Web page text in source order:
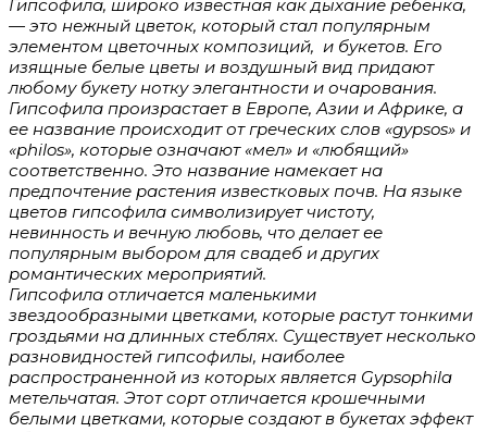
ранункулюсы (0)
ромашка(2)
сирень(0)
тюльпаны(2)
хризантема(1)
эустома(4)
декор(0)
ель(0)
8 июля (День семьи любви и верности)(1)
день учителя(2)
день матери(5)
8 марта (5)
день рождения(5)
юбилей(4)
14 февраля(2)
новый год(0)
день победы(0)
Гипсофила, широко известная как дыхание ребенка,
— это нежный цветок, который стал популярным
элементом цветочных композиций, и букетов. Его
изящные белые цветы и воздушный вид придают
любому букету нотку элегантности и очарования.
Гипсофила произрастает в Европе, Азии и Африке, а
ее название происходит от греческих слов «gypsos» и
«philos», которые означают «мел» и «любящий»
соответственно. Это название намекает на
предпочтение растения известковых почв. На языке
цветов гипсофила символизирует чистоту,
невинность и вечную любовь, что делает ее
популярным выбором для свадеб и других
романтических мероприятий.
Гипсофила отличается маленькими
звездообразными цветками, которые растут тонкими
гроздьями на длинных стеблях. Существует несколько
разновидностей гипсофилы, наиболее
распространенной из которых является Gypsophila
метельчатая. Этот сорт отличается крошечными
белыми цветками, которые создают в букетах эффект